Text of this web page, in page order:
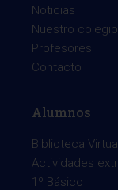
Noticias
Nuestro colegio
Profesores
Contacto
Alumnos
Biblioteca
Actividades
1º Básico